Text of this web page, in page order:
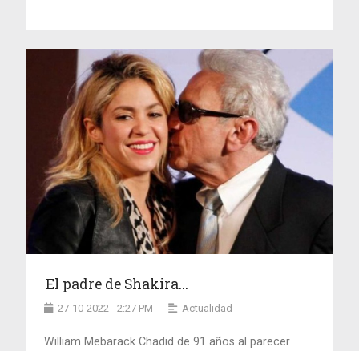
El padre de Shakira...
27-10-2022 - 2:27 PM Actualidad
William Mebarack Chadid de 91 años al parecer